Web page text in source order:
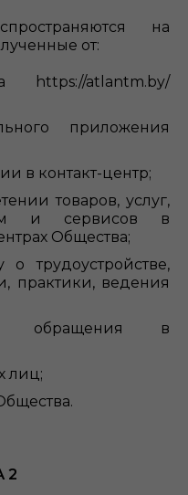
на
от:
https://atlantm.by/
приложения
в контакт-центр;
товаров, услуг,
и сервисов в
Общества;
трудоустройстве,
практики, ведения
обращения в
лиц;
2